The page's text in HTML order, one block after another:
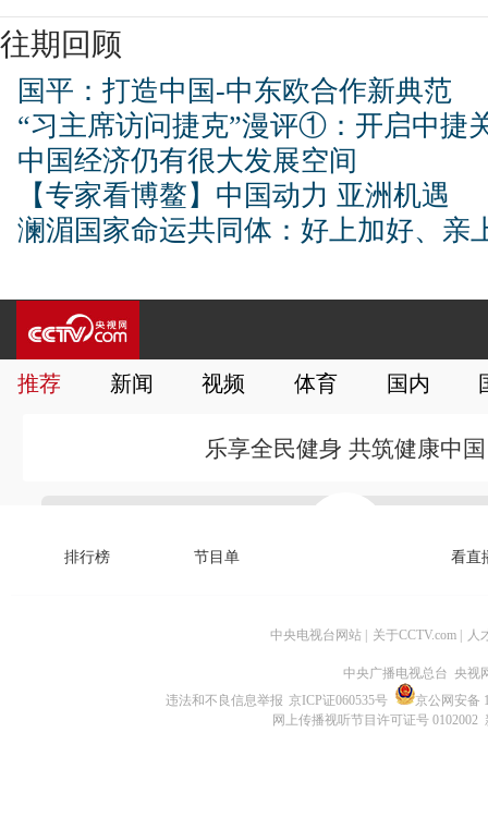
往期回顾
国平：打造中国-中东欧合作新典范
“习主席访问捷克”漫评①：开启中捷
中国经济仍有很大发展空间
【专家看博鳌】中国动力 亚洲机遇
澜湄国家命运共同体：好上加好、亲
中央电视台网站 | 关于CCTV.com | 人
中央广播电视总台 央视
违法和不良信息举报 京ICP证060535号
京公网安备
网上传播视听节目许可证号 0102002